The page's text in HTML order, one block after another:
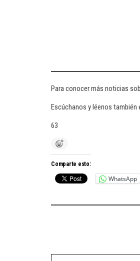
Para conocer más noticias
Escúchanos y léenos también
63
Comparte esto:
WhatsApp
Type your email…